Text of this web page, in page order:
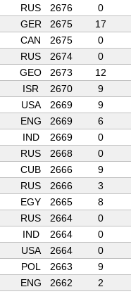
RUS 2676
0
GER 2675
17
CAN 2675
0
RUS 2674
0
GEO 2673
12
ISR 2670
9
USA 2669
9
ENG 2669
6
IND 2669
0
RUS 2668
0
CUB 2666
9
RUS 2666
3
EGY 2665
8
RUS 2664
0
IND 2664
0
USA 2664
0
POL 2663
9
ENG 2662
2